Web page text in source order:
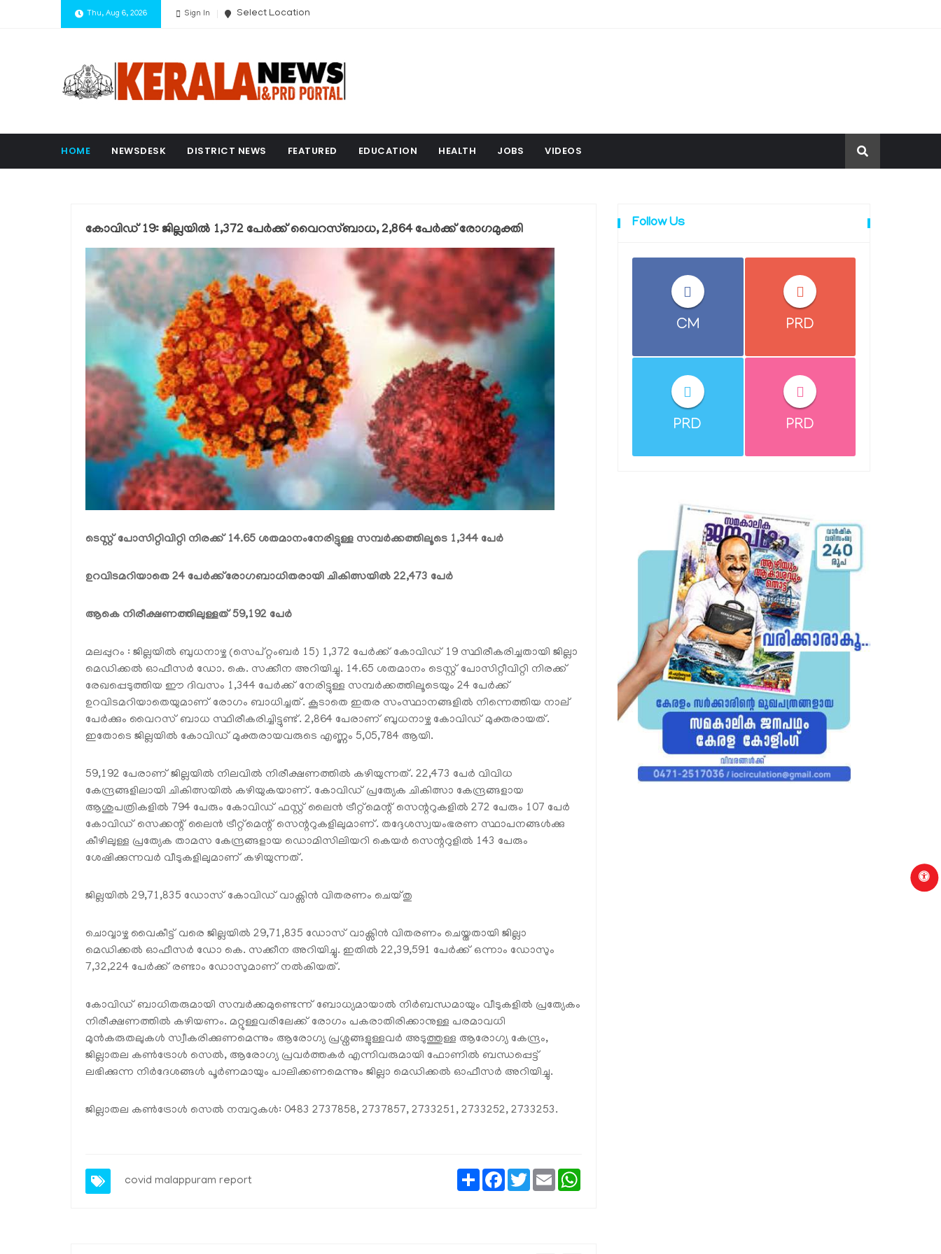
Thu, Aug 6, 2026 Sign In Select Location
HOME NEWSDESK DISTRICT NEWS FEATURED EDUCATION HEALTH JOBS VIDEOS
കോവിഡ് 19: ജില്ലയില്‍ 1,372 പേര്‍ക്ക് വൈറസ്ബാധ, 2,864 പേര്‍ക്ക് രോഗമുക്തി
ടെസ്റ്റ് പോസിറ്റിവിറ്റി നിരക്ക് 14.65 ശതമാനംനേരിട്ടുള്ള സമ്പര്‍ക്കത്തിലൂടെ 1,344 പേര്‍
ഉറവിടമറിയാതെ 24 പേര്‍ക്ക്രോഗബാധിതരായി ചികിത്സയില്‍ 22,473 പേര്‍
ആകെ നിരീക്ഷണത്തിലുള്ളത് 59,192 പേര്‍
മലപ്പുറം : ജില്ലയില്‍ ബുധനാഴ്ച (സെപ്റ്റംബര്‍ 15) 1,372 പേര്‍ക്ക് കോവിഡ് 19 സ്ഥിരീകരിച്ചതായി ജില്ലാ
മെഡിക്കല്‍ ഓഫീസര്‍ ഡോ. കെ. സക്കീന അറിയിച്ചു. 14.65 ശതമാനം ടെസ്റ്റ് പോസിറ്റീവിറ്റി നിരക്ക്
രേഖപ്പെടുത്തിയ ഈ ദിവസം 1,344 പേര്‍ക്ക് നേരിട്ടുള്ള സമ്പര്‍ക്കത്തിലൂടെയും 24 പേര്‍ക്ക്
ഉറവിടമറിയാതെയുമാണ് രോഗം ബാധിച്ചത്. കൂടാതെ ഇതര സംസ്ഥാനങ്ങളില്‍ നിന്നെത്തിയ നാല്
പേര്‍ക്കും വൈറസ് ബാധ സ്ഥിരീകരിച്ചിട്ടുണ്ട്. 2,864 പേരാണ് ബുധനാഴ്ച കോവിഡ് മുക്തരായത്.
ഇതോടെ ജില്ലയില്‍ കോവിഡ് മുക്തരായവരുടെ എണ്ണം 5,05,784 ആയി.
59,192 പേരാണ് ജില്ലയില്‍ നിലവില്‍ നിരീക്ഷണത്തില്‍ കഴിയുന്നത്. 22,473 പേര്‍ വിവിധ
കേന്ദ്രങ്ങളിലായി ചികിത്സയില്‍ കഴിയുകയാണ്. കോവിഡ് പ്രത്യേക ചികിത്സാ കേന്ദ്രങ്ങളായ
ആശുപത്രികളില്‍ 794 പേരും കോവിഡ് ഫസ്റ്റ് ലൈന്‍ ട്രീറ്റ്മെന്റ് സെന്ററുകളില്‍ 272 പേരും 107 പേര്‍
കോവിഡ് സെക്കന്റ് ലൈന്‍ ട്രീറ്റ്മെന്റ് സെന്ററുകളിലുമാണ്. തദ്ദേശസ്വയംഭരണ സ്ഥാപനങ്ങള്‍ക്കു
കീഴിലുള്ള പ്രത്യേക താമസ കേന്ദ്രങ്ങളായ ഡൊമിസിലിയറി കെയര്‍ സെന്ററുളില്‍ 143 പേരും
ശേഷിക്കുന്നവര്‍ വീടുകളിലുമാണ് കഴിയുന്നത്.
ജില്ലയില്‍ 29,71,835 ഡോസ് കോവിഡ് വാക്സിന്‍ വിതരണം ചെയ്തു
ചൊവ്വാഴ്ച വൈകീട്ട് വരെ ജില്ലയില്‍ 29,71,835 ഡോസ് വാക്സിന്‍ വിതരണം ചെയ്തതായി ജില്ലാ
മെഡിക്കല്‍ ഓഫീസര്‍ ഡോ കെ. സക്കീന അറിയിച്ചു. ഇതില്‍ 22,39,591 പേര്‍ക്ക് ഒന്നാം ഡോസും
7,32,224 പേര്‍ക്ക് രണ്ടാം ഡോസുമാണ് നല്‍കിയത്.
കോവിഡ് ബാധിതരുമായി സമ്പര്‍ക്കമുണ്ടെന്ന് ബോധ്യമായാല്‍ നിര്‍ബന്ധമായും വീടുകളില്‍ പ്രത്യേകം
നിരീക്ഷണത്തില്‍ കഴിയണം. മറ്റുള്ളവരിലേക്ക് രോഗം പകരാതിരിക്കാനുള്ള പരമാവധി
മുന്‍കരുതലുകള്‍ സ്വീകരിക്കുണമെന്നും ആരോഗ്യ പ്രശ്നങ്ങളുള്ളവര്‍ അടുത്തുള്ള ആരോഗ്യ കേന്ദ്രം,
ജില്ലാതല കണ്‍ട്രോള്‍ സെല്‍, ആരോഗ്യ പ്രവര്‍ത്തകര്‍ എന്നിവരുമായി ഫോണില്‍ ബന്ധപ്പെട്ട്
ലഭിക്കുന്ന നിര്‍ദേശങ്ങള്‍ പൂര്‍ണമായും പാലിക്കണമെന്നും ജില്ലാ മെഡിക്കല്‍ ഓഫീസര്‍ അറിയിച്ചു.
ജില്ലാതല കണ്‍ട്രോള്‍ സെല്‍ നമ്പറുകള്‍: 0483 2737858, 2737857, 2733251, 2733252, 2733253.
covid malappuram report
ShareFacebook
TwitterEmail
Follow Us
CM PRD
PRD PRD